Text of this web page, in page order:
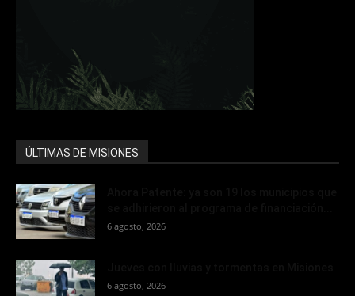
ÚLTIMAS DE MISIONES
6 agosto, 2026
6 agosto, 2026